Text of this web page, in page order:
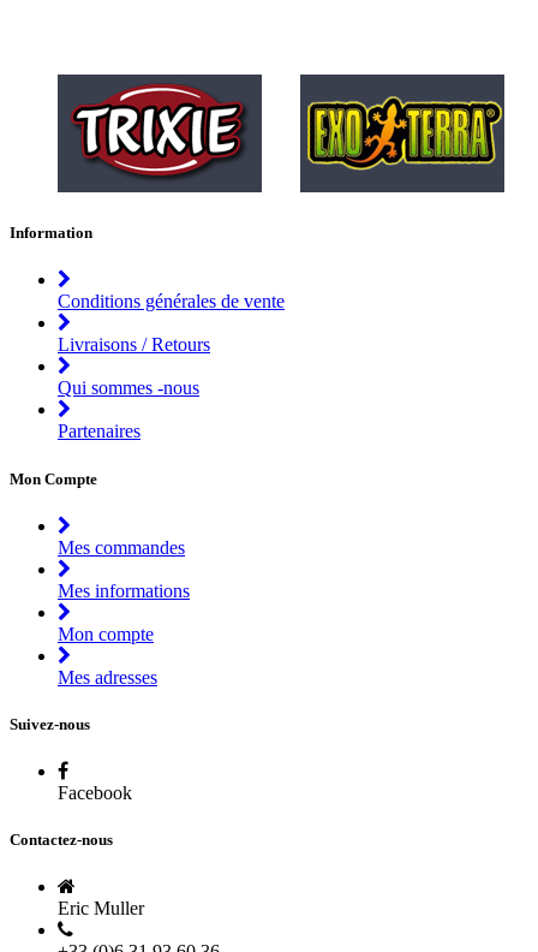
Information
Conditions générales de vente
Livraisons / Retours
Qui sommes -nous
Partenaires
Mon Compte
Mes commandes
Mes informations
Mon compte
Mes adresses
Suivez-nous
Facebook
Contactez-nous
Eric Muller